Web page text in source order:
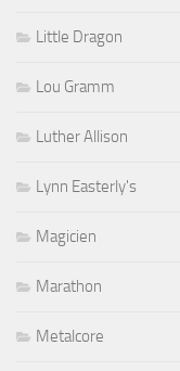
Little Dragon
Lou Gramm
Luther Allison
Lynn Easterly's
Magicien
Marathon
Metalcore